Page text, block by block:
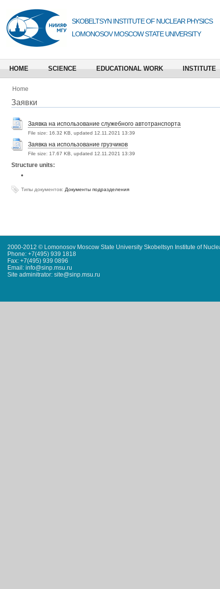
SKOBELTSYN INSTITUTE OF NUCLEAR PHYSICS
LOMONOSOV MOSCOW STATE UNIVERSITY
HOME SCIENCE EDUCATIONAL WORK INSTITUTE
Home
Заявки
Заявка на использование служебного автотранспорта
File size: 16.32 KB, updated 12.11.2021 13:39
Заявка на использование грузчиков
File size: 17.67 KB, updated 12.11.2021 13:39
Structure units:
Типы документов: Документы подразделения
2000-2012 © Lomonosov Moscow State University Skobeltsyn Institute of
Phone: +7(495) 939 1818
Fax: +7(495) 939 0896
Email: info@sinp.msu.ru
Site adminitrator: site@sinp.msu.ru